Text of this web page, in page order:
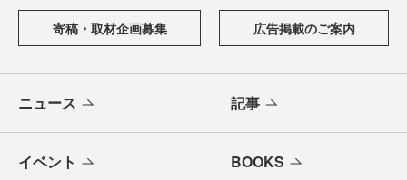
寄稿・取材企画募集 広告掲載のご案内
ニュース 記事
イベント BOOKS